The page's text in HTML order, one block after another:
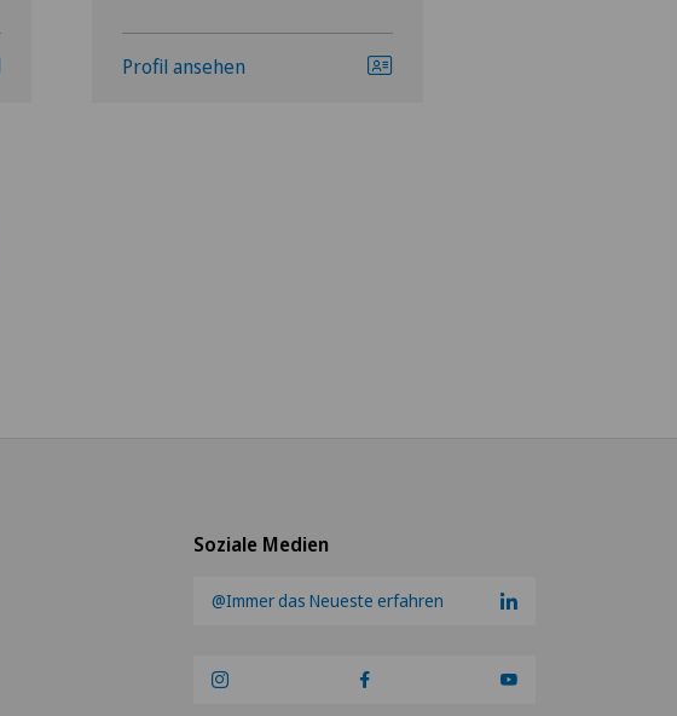
Profil ansehen
Soziale Medien
@Immer das Neueste erfahren